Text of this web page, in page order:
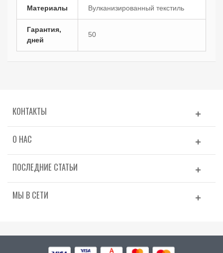
Материалы Вулканизированный текстиль
Гарантия,
дней
50
КОНТАКТЫ
О НАС
ПОСЛЕДНИЕ СТАТЬИ
МЫ В СЕТИ